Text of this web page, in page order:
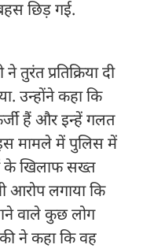
छिड़ गई.
प्रतिक्रिया दी
उन्होंने कहा कि
हैं और इन्हें गलत
मामले में पुलिस में
के खिलाफ सख्त
आरोप लगाया कि
वाले कुछ लोग
ने कहा कि वह